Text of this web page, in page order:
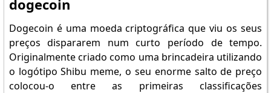
dogecoin
Dogecoin é uma moeda criptográfica que viu os seus
preços dispararem num curto período de tempo.
Originalmente criado como uma brincadeira utilizando
o logótipo Shibu meme, o seu enorme salto de preço
colocou-o entre as primeiras classificações